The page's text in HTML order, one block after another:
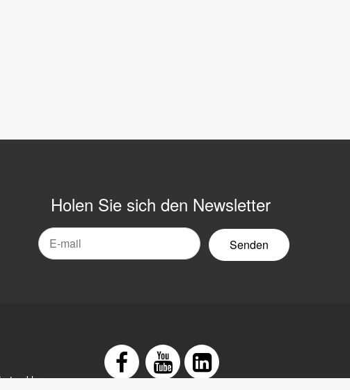
Holen Sie sich den Newsletter
E-
Mail-
Newsletter